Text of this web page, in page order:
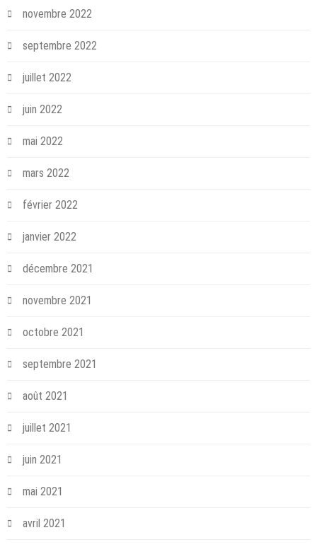
novembre 2022
septembre 2022
juillet 2022
juin 2022
mai 2022
mars 2022
février 2022
janvier 2022
décembre 2021
novembre 2021
octobre 2021
septembre 2021
août 2021
juillet 2021
juin 2021
mai 2021
avril 2021